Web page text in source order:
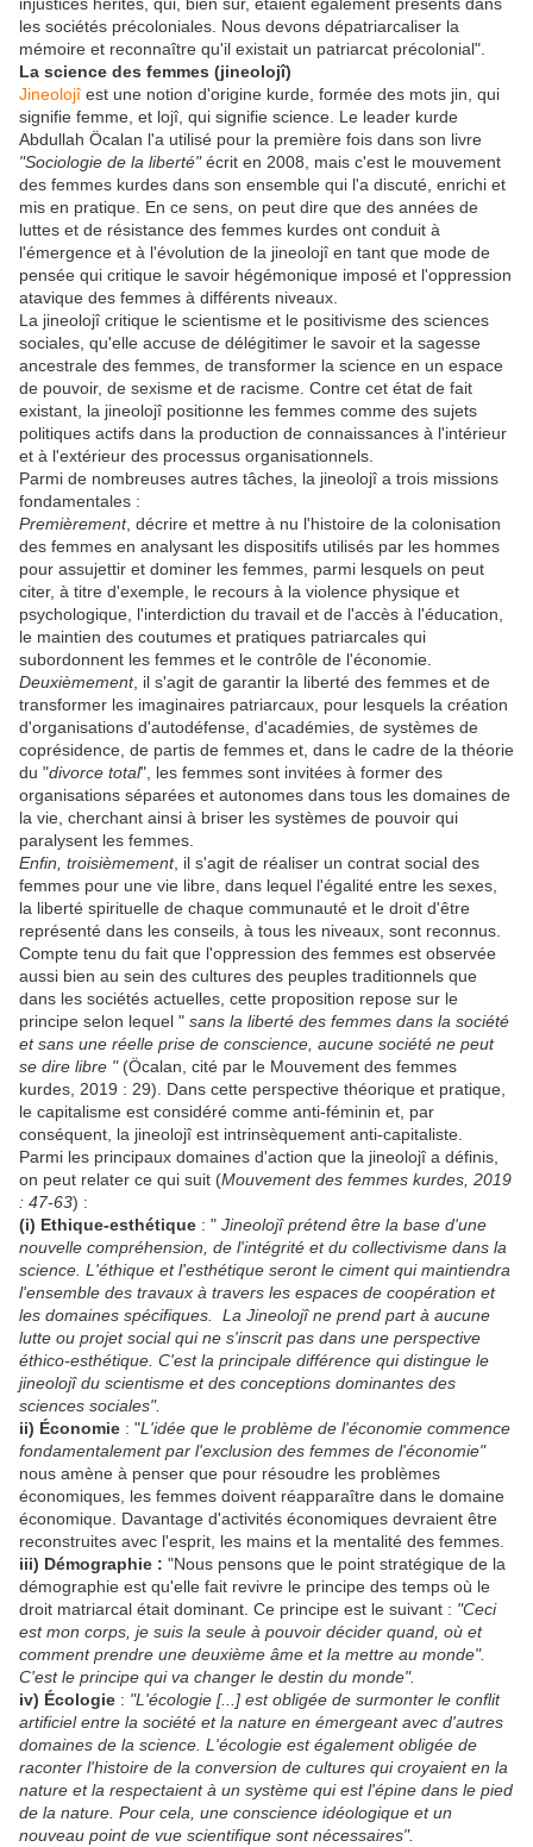
les sociétés précoloniales. Nous devons dépatriarcaliser la
mémoire et reconnaître qu'il existait un patriarcat précolonial".
La science des femmes (jineolojî)
Jineolojî est une notion d'origine kurde, formée des mots jin, qui
signifie femme, et lojî, qui signifie science. Le leader kurde
Abdullah Öcalan l'a utilisé pour la première fois dans son livre
"Sociologie de la liberté"écrit en 2008, mais c'est le mouvement
des femmes kurdes dans son ensemble qui l'a discuté, enrichi et
mis en pratique. En ce sens, on peut dire que des années de
luttes et de résistance des femmes kurdes ont conduit à
l'émergence et à l'évolution de la jineolojî en tant que mode de
pensée qui critique le savoir hégémonique imposé et l'oppression
atavique des femmes à différents niveaux.
La jineolojî critique le scientisme et le positivisme des sciences
sociales, qu'elle accuse de délégitimer le savoir et la sagesse
ancestrale des femmes, de transformer la science en un espace
de pouvoir, de sexisme et de racisme. Contre cet état de fait
existant, la jineolojî positionne les femmes comme des sujets
politiques actifs dans la production de connaissances à l'intérieur
et à l'extérieur des processus organisationnels.
Parmi de nombreuses autres tâches, la jineolojî a trois missions
fondamentales :
Premièrement, décrire et mettre à nu l'histoire de la colonisation
des femmes en analysant les dispositifs utilisés par les hommes
pour assujettir et dominer les femmes, parmi lesquels on peut
citer, à titre d'exemple, le recours à la violence physique et
psychologique, l'interdiction du travail et de l'accès à l'éducation,
le maintien des coutumes et pratiques patriarcales qui
subordonnent les femmes et le contrôle de l'économie.
Deuxièmement, il s'agit de garantir la liberté des femmes et de
transformer les imaginaires patriarcaux, pour lesquels la création
d'organisations d'autodéfense, d'académies, de systèmes de
coprésidence, de partis de femmes et, dans le cadre de la théorie
du "divorce total", les femmes sont invitées à former des
organisations séparées et autonomes dans tous les domaines de
la vie, cherchant ainsi à briser les systèmes de pouvoir qui
paralysent les femmes.
Enfin, troisièmement, il s'agit de réaliser un contrat social des
femmes pour une vie libre, dans lequel l'égalité entre les sexes,
la liberté spirituelle de chaque communauté et le droit d'être
représenté dans les conseils, à tous les niveaux, sont reconnus.
Compte tenu du fait que l'oppression des femmes est observée
aussi bien au sein des cultures des peuples traditionnels que
dans les sociétés actuelles, cette proposition repose sur le
principe selon lequel " sans la liberté des femmes dans la société
et sans une réelle prise de conscience, aucune société ne peut
se dire libre "(Öcalan, cité par le Mouvement des femmes
kurdes, 2019 : 29). Dans cette perspective théorique et pratique,
le capitalisme est considéré comme anti-féminin et, par
conséquent, la jineolojî est intrinsèquement anti-capitaliste.
Parmi les principaux domaines d'action que la jineolojî a définis,
on peut relater ce qui suit (Mouvement des femmes kurdes, 2019
: 47-63) :
(i) Ethique-esthétique : " Jineolojî prétend être la base d'une
nouvelle compréhension, de l'intégrité et du collectivisme dans la
science. L'éthique et l'esthétique seront le ciment qui maintiendra
l'ensemble des travaux à travers les espaces de coopération et
les domaines spécifiques. La Jineolojî ne prend part à aucune
lutte ou projet social qui ne s'inscrit pas dans une perspective
éthico-esthétique. C'est la principale différence qui distingue le
jineolojî du scientisme et des conceptions dominantes des
sciences sociales".
ii) Économie : "L'idée que le problème de l'économie commence
fondamentalement par l'exclusion des femmes de l'économie"
nous amène à penser que pour résoudre les problèmes
économiques, les femmes doivent réapparaître dans le domaine
économique. Davantage d'activités économiques devraient être
reconstruites avec l'esprit, les mains et la mentalité des femmes.
iii) Démographie : "Nous pensons que le point stratégique de la
démographie est qu'elle fait revivre le principe des temps où le
droit matriarcal était dominant. Ce principe est le suivant : "Ceci
est mon corps, je suis la seule à pouvoir décider quand, où et
comment prendre une deuxième âme et la mettre au monde".
C'est le principe qui va changer le destin du monde".
iv) Écologie : "L'écologie [...] est obligée de surmonter le conflit
artificiel entre la société et la nature en émergeant avec d'autres
domaines de la science. L'écologie est également obligée de
raconter l'histoire de la conversion de cultures qui croyaient en la
nature et la respectaient à un système qui est l'épine dans le pied
de la nature. Pour cela, une conscience idéologique et un
nouveau point de vue scientifique sont nécessaires".